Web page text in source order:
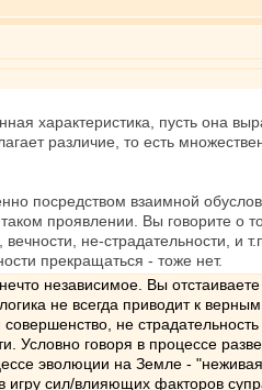
характеристика, пусть она
различие, то есть
посредством взаимной
проявлении. Вы говорите о
не-страдательности, и
прекращаться - тоже нет.
независимое. Вы
не всегда приводит к
не
говоря в процессе
эволюции на Земле -
сил/влияющих факторов